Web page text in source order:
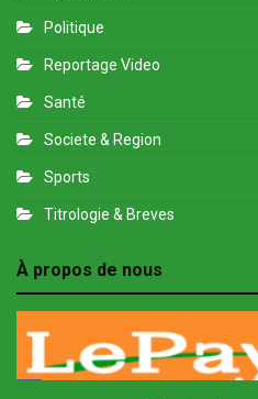
Politique
Reportage Video
Santé
Societe & Region
Sports
Titrologie & Breves
À propos de nous